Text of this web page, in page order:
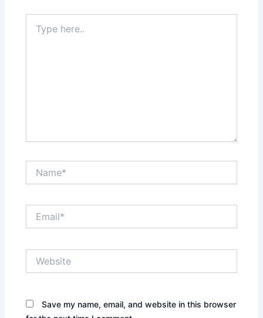
here..
Save my name, email, and website in this browser